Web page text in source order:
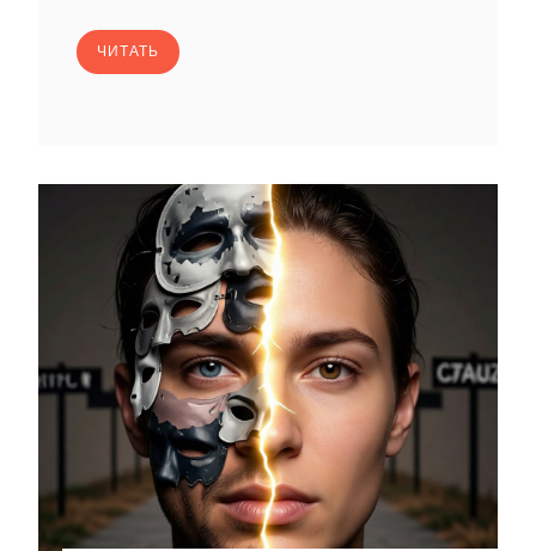
ЧИТАТЬ